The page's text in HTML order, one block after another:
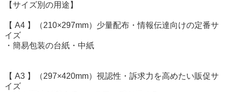
【サイズ別の用途】
【 A4 】（210×297mm）少量配布・情報伝達向けの定番サ
イズ
・簡易包装の台紙・中紙
【 A3 】（297×420mm）視認性・訴求力を高めたい販促サ
イズ